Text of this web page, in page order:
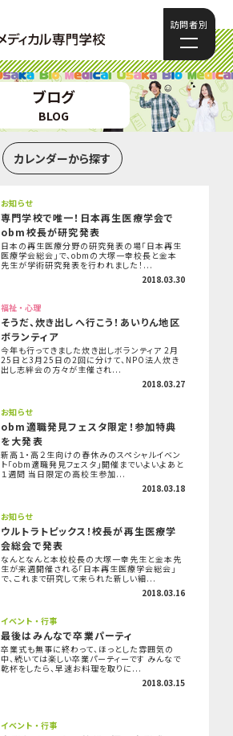
訪問者別
ブログ
BLOG
カレンダーから探す
お知らせ
専門学校で唯一！日本再生医療学会で
obm校長が研究発表
日本の再生医療分野の研究発表の場「日本再生
医療学会総会」で、obmの大塚一幸校長と金本
先生が学術研究発表を行われました！...
2018.03.30
福祉・心理
そうだ、炊き出しへ行こう！あいりん地区
ボランティア
今年も行ってきました炊き出しボランティア 2月
25日と3月25日の2回に分けて、NPO法人炊き
出し志絆会の方々が主催され...
2018.03.27
お知らせ
obm適職発見フェスタ限定！参加特典
を大発表
新高１・高２生向けの春休みのスペシャルイベン
ト「obm適職発見フェスタ」開催までいよいよあと
１週間 当日限定の高校生参加...
2018.03.18
お知らせ
ウルトラトピックス！校長が再生医療学
会総会で発表
なんとなんと本校校長の大塚一幸先生と金本先
生が来週開催される「日本再生医療学会総会」
で、これまで研究して来られた新しい細...
2018.03.16
イベント・行事
最後はみんなで卒業パーティ
卒業式も無事に終わって、ほっとした雰囲気の
中、続いては楽しい卒業パーティーです みんなで
乾杯をしたら、早速お料理を取りに...
2018.03.15
イベント・行事